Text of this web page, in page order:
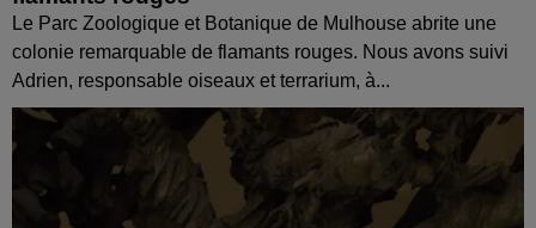
Le Parc Zoologique et Botanique de Mulhouse abrite une
colonie remarquable de flamants rouges. Nous avons suivi
Adrien, responsable oiseaux et terrarium, à...